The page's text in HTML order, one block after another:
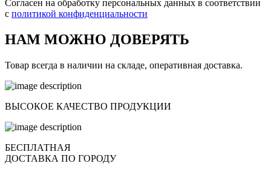
Согласен на обработку персональных данных в соответствии
с политикой конфиденциальности
НАМ МОЖНО ДОВЕРЯТЬ
Товар всегда в наличии на складе, оперативная доставка.
ВЫСОКОЕ КАЧЕСТВО ПРОДУКЦИИ
БЕСПЛАТНАЯ
ДОСТАВКА ПО ГОРОДУ